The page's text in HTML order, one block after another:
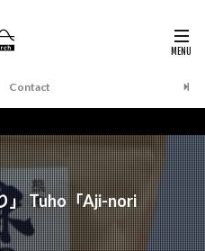
Contact
」 Tuho「Aji-nori